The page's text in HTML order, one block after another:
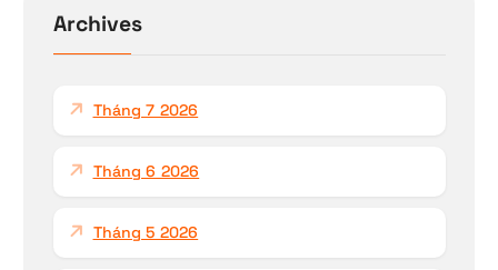
ế
m
Archives
Tháng 7 2026
Tháng 6 2026
Tháng 5 2026